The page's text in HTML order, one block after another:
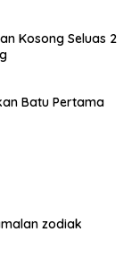
Kosong Seluas 2
Batu Pertama
zodiak